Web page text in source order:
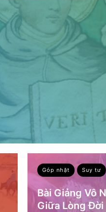
Góp nhặt Suy tư
Bài Giảng Vô
Giữa Lòng Đời